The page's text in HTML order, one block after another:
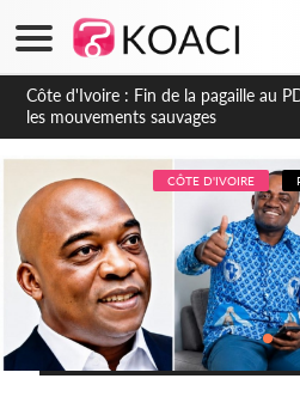
Côte d'Ivoire : Ouattara promet des
déguerpissements illégaux
CÔTE D'IVOIRE